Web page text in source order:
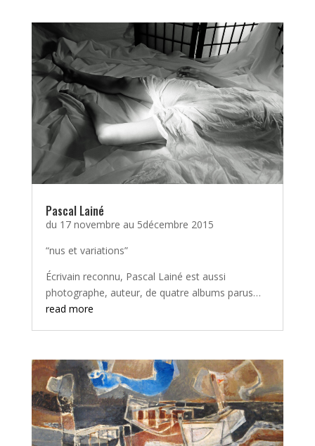
Pascal Lainé
du 17 novembre au 5décembre 2015
“nus et variations”
Écrivain reconnu, Pascal Lainé est aussi
photographe, auteur, de quatre albums parus…
read more